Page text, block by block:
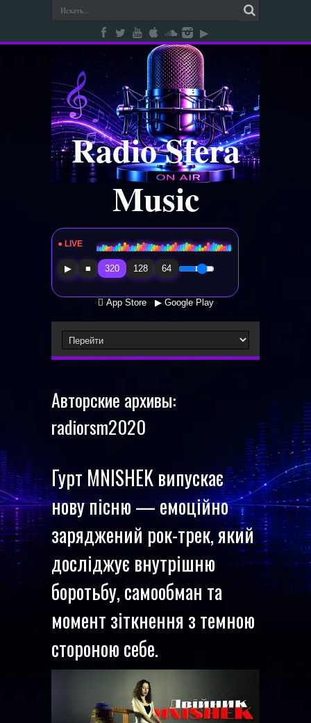
Radio Sfera
Music
● LIVE Radio Sfera Music
▶ ■ 320 128 64
 App Store ▶ Google Play
Авторские архивы:
radiorsm2020
Гурт MNISHEK випускає
нову пісню — емоційно
заряджений рок-трек, який
досліджує внутрішню
боротьбу, самообман та
момент зіткнення з темною
стороною себе.